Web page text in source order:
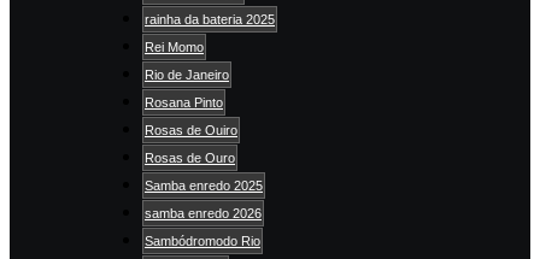
rainha da bateria 2025
Rei Momo
Rio de Janeiro
Rosana Pinto
Rosas de Ouiro
Rosas de Ouro
Samba enredo 2025
samba enredo 2026
Sambódromodo Rio